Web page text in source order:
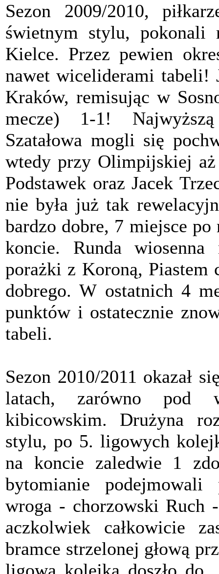
Sezon 2009/2010,
świetnym stylu, pokonali
Kielce. Przez pewien
nawet wiceliderami
Kraków, remisując w
mecze) 1-1!
Szatałowa mogli się
wtedy przy Olimpijskiej
Podstawek oraz Jacek
nie była już tak
bardzo dobre, 7 miejsce
koncie. Runda
porażki z Koroną, Piastem
dobrego. W ostatnich 4
punktów i ostatecznie
tabeli.
Sezon 2010/2011 okazał
latach, zarówno pod
kibicowskim. Drużyna
stylu, po 5. ligowych
na koncie zaledwie 1
bytomianie
wroga - chorzowski Ruch
aczkolwiek całkowicie
bramce strzelonej głową